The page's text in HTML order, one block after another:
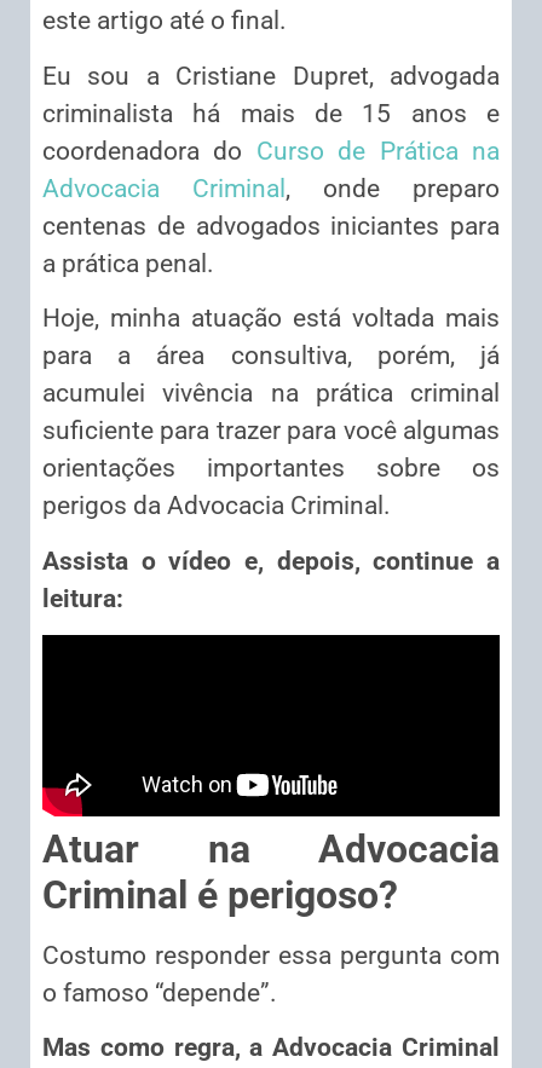
este artigo até o final.
Eu sou a Cristiane Dupret, advogada
criminalista há mais de 15 anos e
coordenadora do Curso de Prática na
Advocacia Criminal , onde preparo
centenas de advogados iniciantes para
a prática penal.
Hoje, minha atuação está voltada mais
para a área consultiva, porém, já
acumulei vivência na prática criminal
suficiente para trazer para você algumas
orientações importantes sobre os
perigos da Advocacia Criminal.
Assista o vídeo e, depois, continue a
leitura:
Atuar na Advocacia
Criminal é perigoso?
Costumo responder essa pergunta com
o famoso “depende”.
Mas como regra, a Advocacia Criminal